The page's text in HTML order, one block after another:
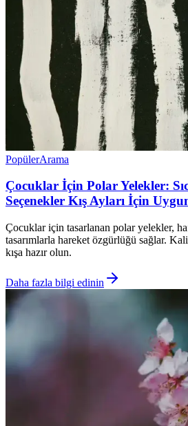
PopülerArama
Çocuklar İçin Polar Yelekler:
Seçenekler Kış Ayları İçin
Çocuklar için tasarlanan polar yelekler,
tasarımlarla hareket özgürlüğü sağlar.
kışa hazır olun.
Daha fazla bilgi edinin